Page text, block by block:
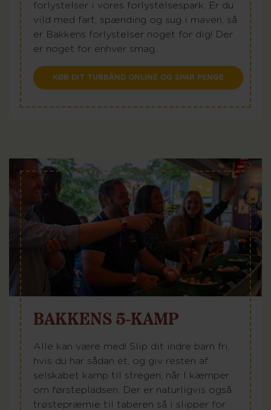
forlystelser i vores forlystelsespark. Er du
vild med fart, spænding og sug i maven, så
er Bakkens forlystelser noget for dig! Der
er noget for enhver smag.
KØB DIT TURBÅND ONLINE OG SPAR PENGE
BAKKENS 5-KAMP
Alle kan være med! Slip dit indre barn fri,
hvis du har sådan et, og giv resten af
selskabet kamp til stregen, når I kæmper
om førstepladsen. Der er naturligvis også
trøstepræmie til taberen så i slipper for